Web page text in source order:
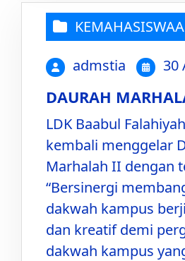
admstia 30
DAURAH
LDK Baabul
kembali menggelar
Marhalah II dengan
“Bersinergi
dakwah kampus
dan kreatif demi
dakwah kampus